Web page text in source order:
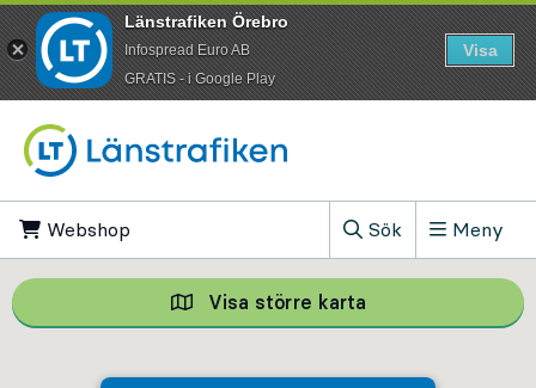
Webshop
Sök
, Visa sökfältet
Meny
Visa större karta Visa större
Länstrafiken Örebro
Infospread Euro AB
​GRATIS - i Google Play
Visa